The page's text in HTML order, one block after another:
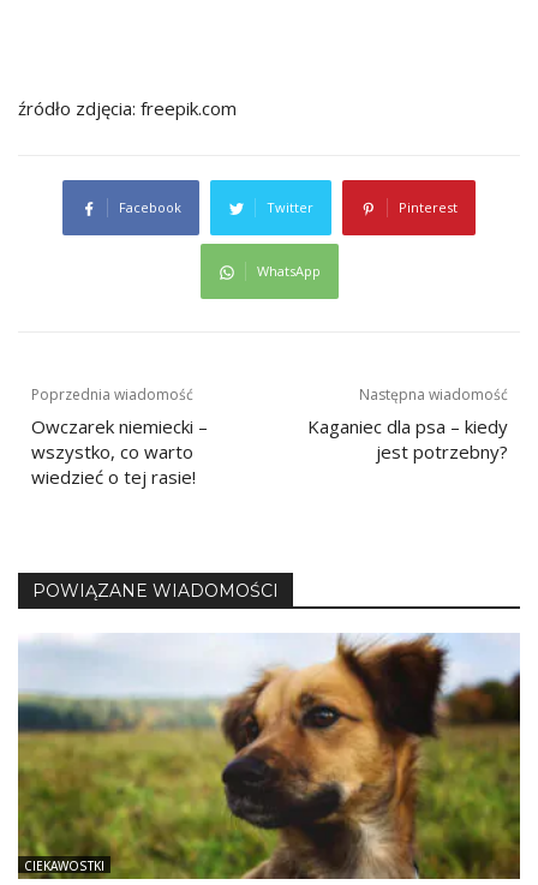
źródło zdjęcia: freepik.com
Facebook Twitter Pinterest
WhatsApp
Nawigacja
wpisu
Poprzednia wiadomość
Owczarek niemiecki –
wszystko, co warto
wiedzieć o tej rasie!
Następna wiadomość
Kaganiec dla psa – kiedy
jest potrzebny?
POWIĄZANE WIADOMOŚCI
CIEKAWOSTKI